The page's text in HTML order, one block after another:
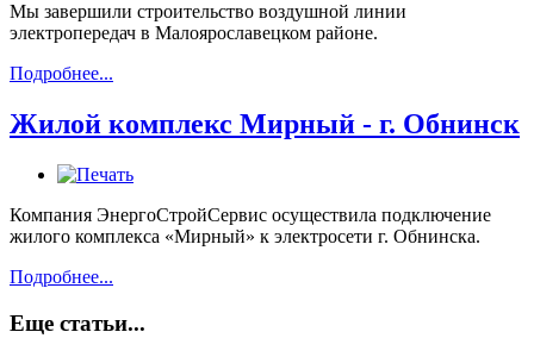
Мы завершили строительство воздушной линии
электропередач в Малоярославецком районе.
Подробнее...
Жилой комплекс Мирный - г. Обнинск
Компания ЭнергоСтройСервис осуществила подключение
жилого комплекса «Мирный» к электросети г. Обнинска.
Подробнее...
Еще статьи...